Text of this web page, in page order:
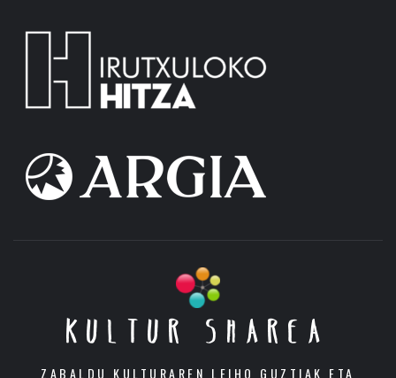
KULTUR SHAREA
ZABALDU KULTURAREN LEIHO GUZTIAK ETA